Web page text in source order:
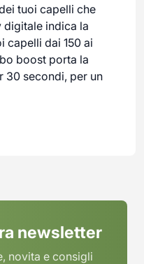
tuoi capelli che
digitale indica la
capelli dai 150 ai
boost porta la
30 secondi, per un
newsletter
novita e consigli